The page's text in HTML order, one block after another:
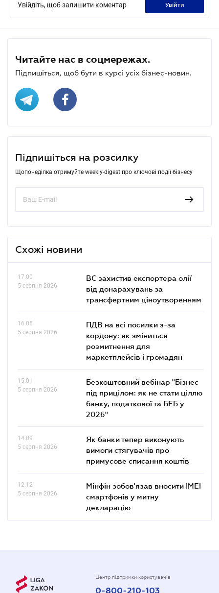
Увійдіть, щоб залишити коментар увійти
Читайте нас в соцмережах.
Підпишіться, щоб бути в курсі усіх бізнес-новин.
Підпишіться на розсилку
Щопонеділка отримуйте weekly-digest про ключові події бізнесу
Схожі новини
17.00
5 серпня 2026
ВС захистив експортера олії
від донарахувань за
трансфертним ціноутворенням
16.05
5 серпня 2026
ПДВ на всі посилки з-за
кордону: як зміниться
розмитнення для
маркетплейсів і громадян
15.01
5 серпня 2026
Безкоштовний вебінар "Бізнес
під прицілом: як не стати ціллю
банку, податкової та БЕБ у
2026"
14.09
5 серпня 2026
Як банки тепер виконують
вимоги стягувачів про
примусове списання коштів
12.12
5 серпня 2026
Мінфін зобов'язав вносити IMEI
смартфонів у митну
декларацію
Центр підтримки користувачів
0-800-210-103